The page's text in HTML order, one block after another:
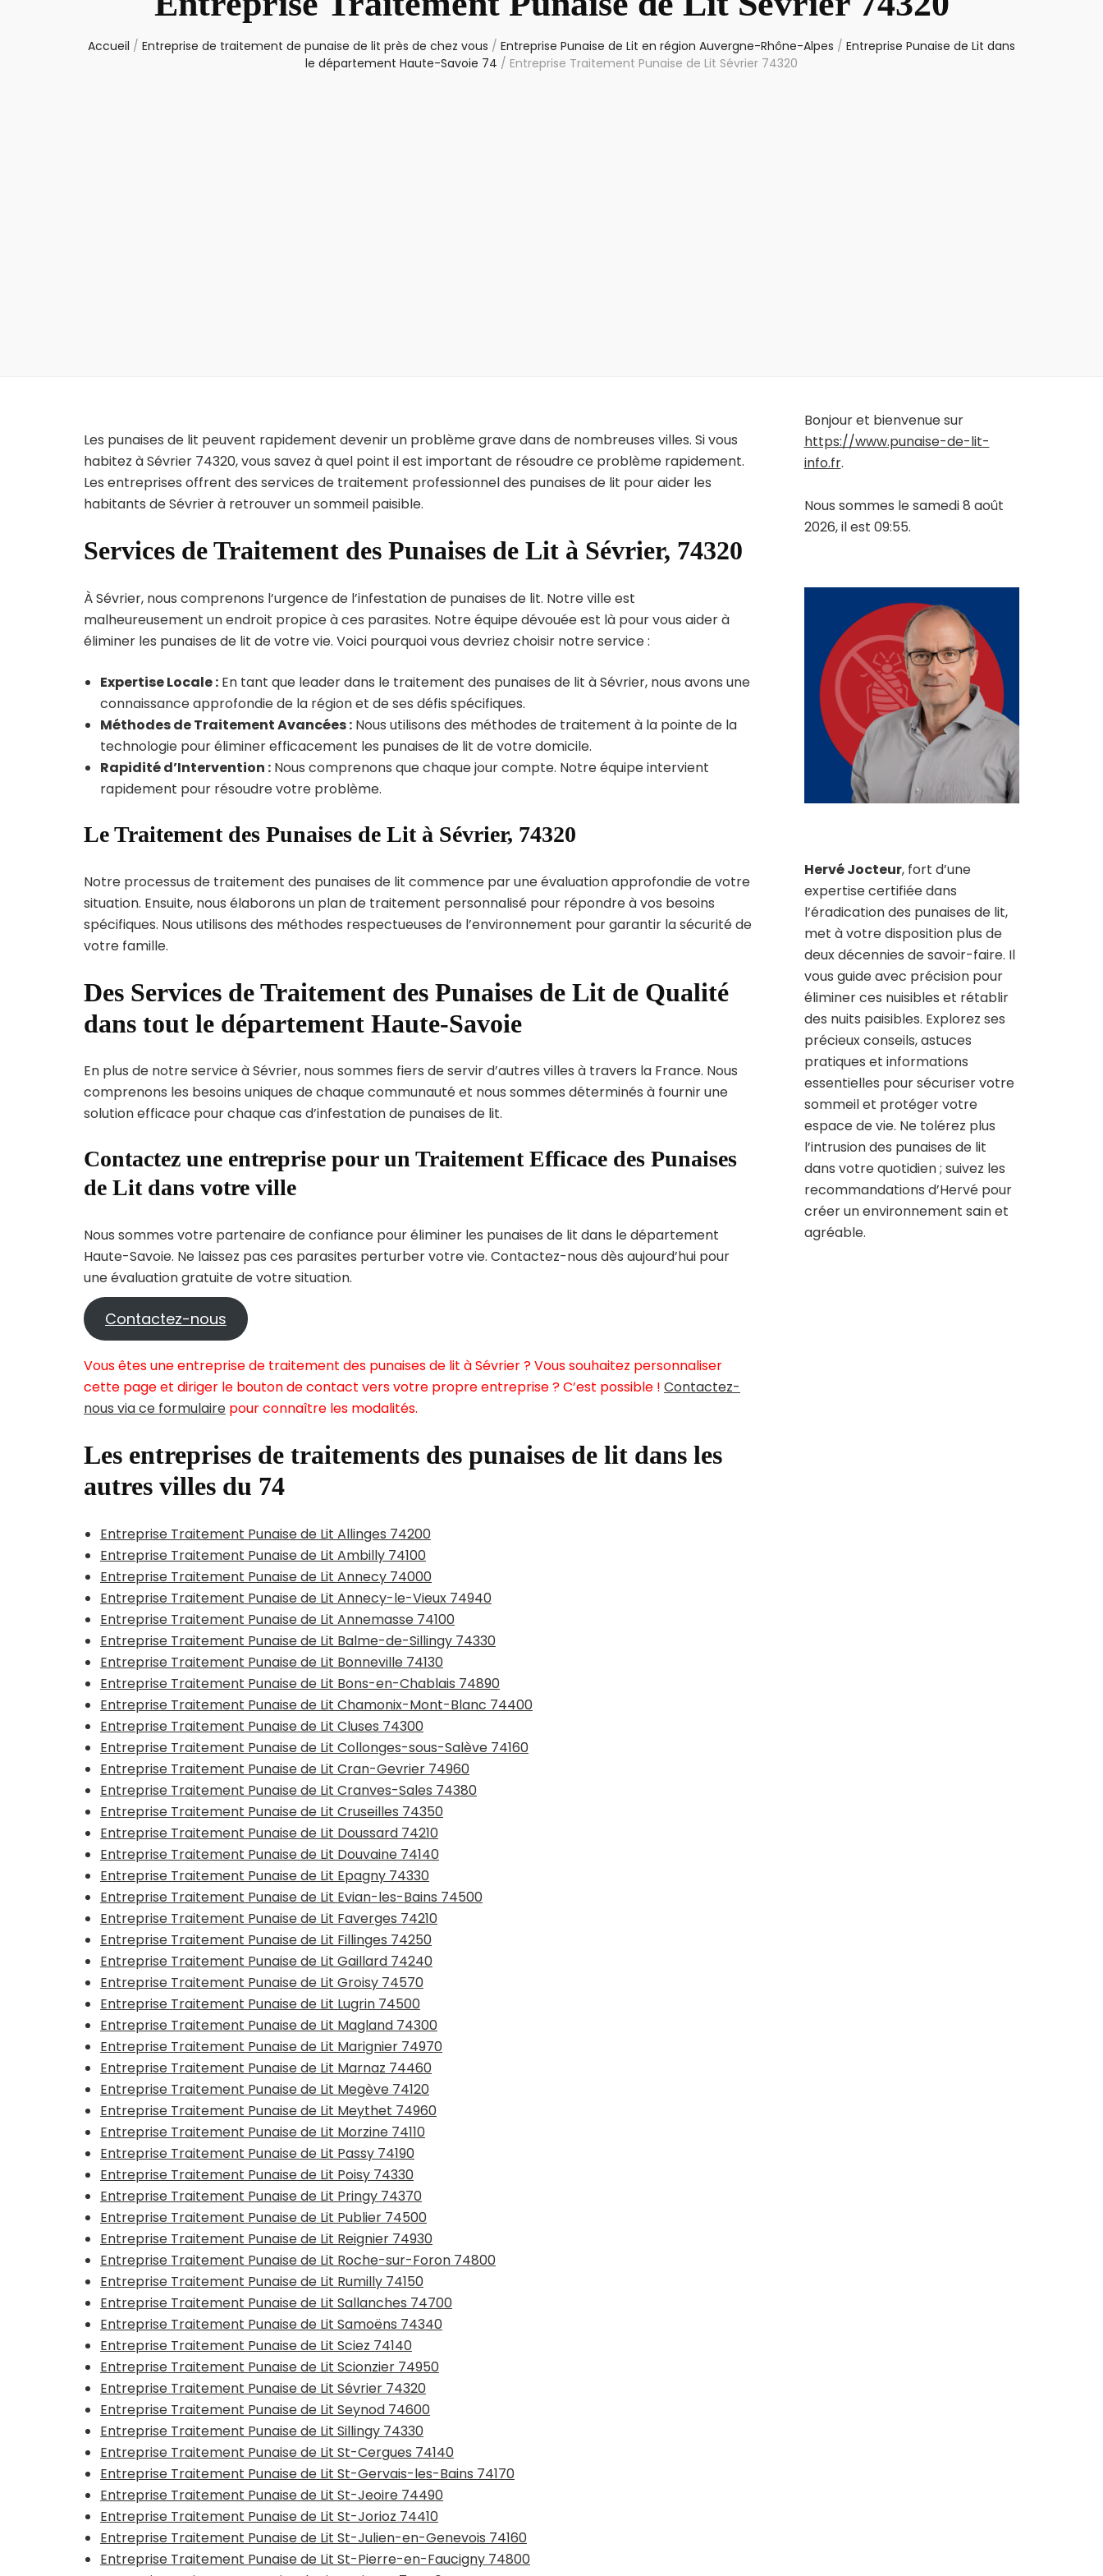
Accueil / Entreprise de traitement de punaise de lit près de chez vous / Entreprise Punaise de Lit en région Auvergne-Rhône-Alpes / Entreprise Punaise de Lit dans
le département Haute-Savoie 74 / Entreprise Traitement Punaise de Lit Sévrier 74320
Les punaises de lit peuvent rapidement devenir un problème grave dans de nombreuses villes. Si vous
habitez à Sévrier 74320, vous savez à quel point il est important de résoudre ce problème rapidement.
Les entreprises offrent des services de traitement professionnel des punaises de lit pour aider les
habitants de Sévrier à retrouver un sommeil paisible.
Services de Traitement des Punaises de Lit à Sévrier, 74320
À Sévrier, nous comprenons l’urgence de l’infestation de punaises de lit. Notre ville est
malheureusement un endroit propice à ces parasites. Notre équipe dévouée est là pour vous aider à
éliminer les punaises de lit de votre vie. Voici pourquoi vous devriez choisir notre service :
Expertise Locale : En tant que leader dans le traitement des punaises de lit à Sévrier, nous avons une
connaissance approfondie de la région et de ses défis spécifiques.
Méthodes de Traitement Avancées : Nous utilisons des méthodes de traitement à la pointe de la
technologie pour éliminer efficacement les punaises de lit de votre domicile.
Rapidité d’Intervention : Nous comprenons que chaque jour compte. Notre équipe intervient
rapidement pour résoudre votre problème.
Le Traitement des Punaises de Lit à Sévrier, 74320
Notre processus de traitement des punaises de lit commence par une évaluation approfondie de votre
situation. Ensuite, nous élaborons un plan de traitement personnalisé pour répondre à vos besoins
spécifiques. Nous utilisons des méthodes respectueuses de l’environnement pour garantir la sécurité de
votre famille.
Des Services de Traitement des Punaises de Lit de Qualité
dans tout le département Haute-Savoie
En plus de notre service à Sévrier, nous sommes fiers de servir d’autres villes à travers la France. Nous
comprenons les besoins uniques de chaque communauté et nous sommes déterminés à fournir une
solution efficace pour chaque cas d’infestation de punaises de lit.
Contactez une entreprise pour un Traitement Efficace des Punaises
de Lit dans votre ville
Nous sommes votre partenaire de confiance pour éliminer les punaises de lit dans le département
Haute-Savoie. Ne laissez pas ces parasites perturber votre vie. Contactez-nous dès aujourd’hui pour
une évaluation gratuite de votre situation.
Contactez-nous
Vous êtes une entreprise de traitement des punaises de lit à Sévrier ? Vous souhaitez personnaliser
cette page et diriger le bouton de contact vers votre propre entreprise ? C’est possible ! Contactez-
nous via ce formulaire pour connaître les modalités.
Les entreprises de traitements des punaises de lit dans les
autres villes du 74
Entreprise Traitement Punaise de Lit Allinges 74200
Entreprise Traitement Punaise de Lit Ambilly 74100
Entreprise Traitement Punaise de Lit Annecy 74000
Entreprise Traitement Punaise de Lit Annecy-le-Vieux 74940
Entreprise Traitement Punaise de Lit Annemasse 74100
Entreprise Traitement Punaise de Lit Balme-de-Sillingy 74330
Entreprise Traitement Punaise de Lit Bonneville 74130
Entreprise Traitement Punaise de Lit Bons-en-Chablais 74890
Entreprise Traitement Punaise de Lit Chamonix-Mont-Blanc 74400
Entreprise Traitement Punaise de Lit Cluses 74300
Entreprise Traitement Punaise de Lit Collonges-sous-Salève 74160
Entreprise Traitement Punaise de Lit Cran-Gevrier 74960
Entreprise Traitement Punaise de Lit Cranves-Sales 74380
Entreprise Traitement Punaise de Lit Cruseilles 74350
Entreprise Traitement Punaise de Lit Doussard 74210
Entreprise Traitement Punaise de Lit Douvaine 74140
Entreprise Traitement Punaise de Lit Epagny 74330
Entreprise Traitement Punaise de Lit Evian-les-Bains 74500
Entreprise Traitement Punaise de Lit Faverges 74210
Entreprise Traitement Punaise de Lit Fillinges 74250
Entreprise Traitement Punaise de Lit Gaillard 74240
Entreprise Traitement Punaise de Lit Groisy 74570
Entreprise Traitement Punaise de Lit Lugrin 74500
Entreprise Traitement Punaise de Lit Magland 74300
Entreprise Traitement Punaise de Lit Marignier 74970
Entreprise Traitement Punaise de Lit Marnaz 74460
Entreprise Traitement Punaise de Lit Megève 74120
Entreprise Traitement Punaise de Lit Meythet 74960
Entreprise Traitement Punaise de Lit Morzine 74110
Entreprise Traitement Punaise de Lit Passy 74190
Entreprise Traitement Punaise de Lit Poisy 74330
Entreprise Traitement Punaise de Lit Pringy 74370
Entreprise Traitement Punaise de Lit Publier 74500
Entreprise Traitement Punaise de Lit Reignier 74930
Entreprise Traitement Punaise de Lit Roche-sur-Foron 74800
Entreprise Traitement Punaise de Lit Rumilly 74150
Entreprise Traitement Punaise de Lit Sallanches 74700
Entreprise Traitement Punaise de Lit Samoëns 74340
Entreprise Traitement Punaise de Lit Sciez 74140
Entreprise Traitement Punaise de Lit Scionzier 74950
Entreprise Traitement Punaise de Lit Sévrier 74320
Entreprise Traitement Punaise de Lit Seynod 74600
Entreprise Traitement Punaise de Lit Sillingy 74330
Entreprise Traitement Punaise de Lit St-Cergues 74140
Entreprise Traitement Punaise de Lit St-Gervais-les-Bains 74170
Entreprise Traitement Punaise de Lit St-Jeoire 74490
Entreprise Traitement Punaise de Lit St-Jorioz 74410
Entreprise Traitement Punaise de Lit St-Julien-en-Genevois 74160
Entreprise Traitement Punaise de Lit St-Pierre-en-Faucigny 74800
Bonjour et bienvenue sur
https://www.punaise-de-lit-
info.fr.
Nous sommes le samedi 8 août
2026, il est 09:55.
Hervé Jocteur, fort d’une
expertise certifiée dans
l’éradication des punaises de lit,
met à votre disposition plus de
deux décennies de savoir-faire. Il
vous guide avec précision pour
éliminer ces nuisibles et rétablir
des nuits paisibles. Explorez ses
précieux conseils, astuces
pratiques et informations
essentielles pour sécuriser votre
sommeil et protéger votre
espace de vie. Ne tolérez plus
l’intrusion des punaises de lit
dans votre quotidien ; suivez les
recommandations d’Hervé pour
créer un environnement sain et
agréable.